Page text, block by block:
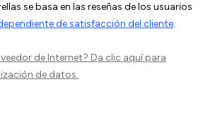
se basa en las reseñas de los usuarios
de satisfacción del cliente.
de Internet? Da clic aquípara
de datos.